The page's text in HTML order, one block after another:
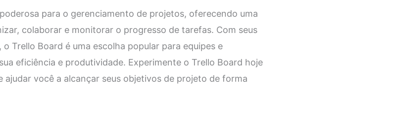
para o gerenciamento de projetos, oferecendo uma
colaborar e monitorar o progresso de tarefas. Com seus
Trello Board é uma escolha popular para equipes e
eficiência e produtividade. Experimente o Trello Board hoje
ajudar você a alcançar seus objetivos de projeto de forma